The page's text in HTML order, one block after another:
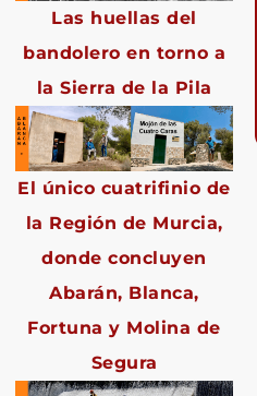
Las huellas del
bandolero en torno a
la Sierra de la Pila
El único cuatrifinio de
la Región de Murcia,
donde concluyen
Abarán, Blanca,
Fortuna y Molina de
Segura